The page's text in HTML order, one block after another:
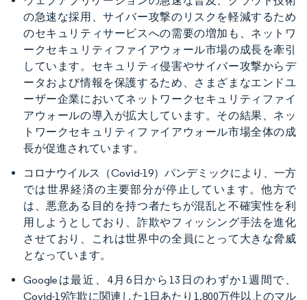
の急速な採用、サイバー攻撃のリスクを軽減するため
のセキュリティサービスへの需要の増加も、ネットワ
ークセキュリティファイアウォール市場の成長を牽引
しています。セキュリティ侵害やサイバー攻撃からデ
ータおよび情報を保護するため、さまざまなエンドユ
ーザー企業においてネットワークセキュリティファイ
アウォールの導入が拡大しています。その結果、ネッ
トワークセキュリティファイアウォール市場全体の成
長が促進されています。
コロナウイルス（Covid-19）パンデミックにより、一方
では世界経済の主要部分が停止しています。他方で
は、悪意ある目的を持つ者たちが混乱と不確実性を利
用しようとしており、詐欺やフィッシング手法を進化
させており、これは世界中の全員にとって大きな脅威
となっています。
Googleは最近、4月6日から13日のわずか1週間で、
Covid-19詐欺に関連した1日あたり1,800万件以上のマル